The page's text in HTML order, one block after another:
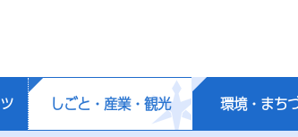
しごと・産業・観光 環境・まち